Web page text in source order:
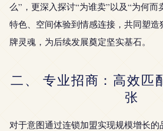
么”，更深入探讨“为谁卖”以及“为何而
特色、空间体验到情感连接，共同塑
牌灵魂，为后续发展奠定坚实基石。
二、 专业招商：高效匹
张
对于意图通过连锁加盟实现规模增长